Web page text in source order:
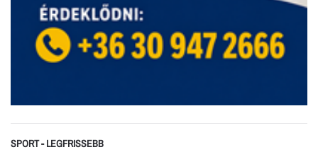
SPORT - LEGFRISSEBB